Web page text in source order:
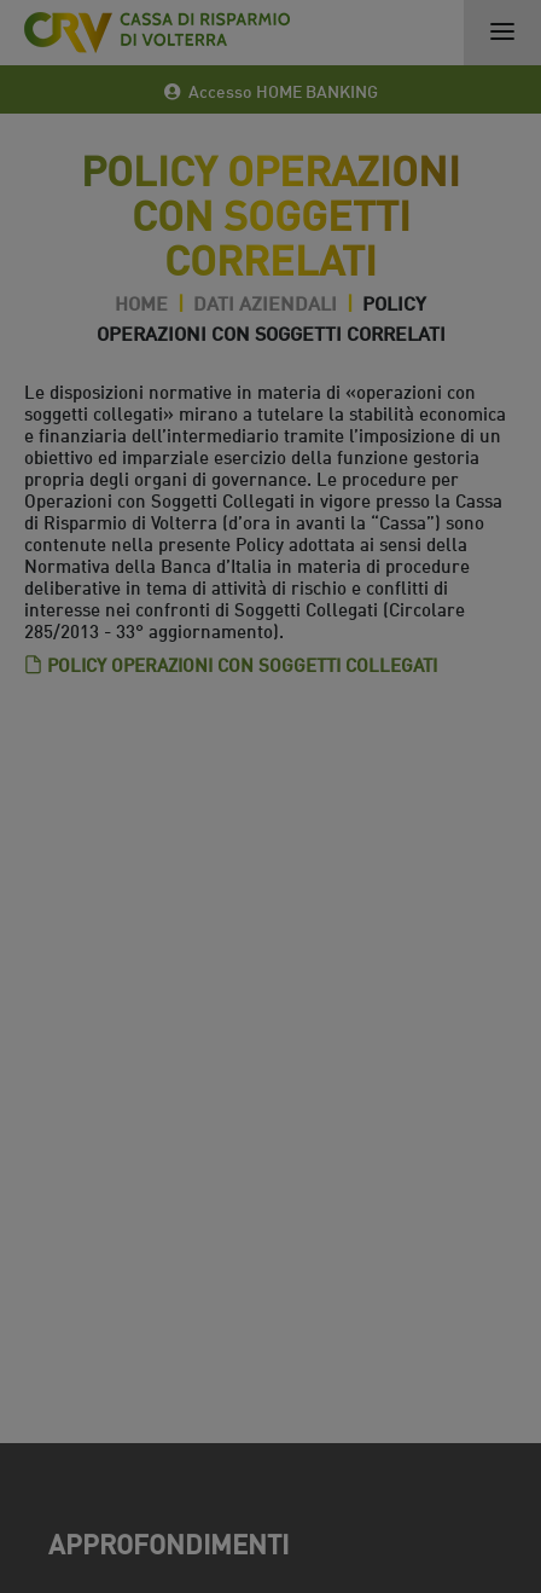
Accesso HOME BANKING
POLICY OPERAZIONI
CON SOGGETTI
CORRELATI
HOME | DATI AZIENDALI | POLICY
OPERAZIONI CON SOGGETTI CORRELATI
Le disposizioni normative in materia di «operazioni con
soggetti collegati» mirano a tutelare la stabilità economica
e finanziaria dell’intermediario tramite l’imposizione di un
obiettivo ed imparziale esercizio della funzione gestoria
propria degli organi di governance. Le procedure per
Operazioni con Soggetti Collegati in vigore presso la Cassa
di Risparmio di Volterra (d’ora in avanti la “Cassa”) sono
contenute nella presente Policy adottata ai sensi della
Normativa della Banca d’Italia in materia di procedure
deliberative in tema di attività di rischio e conflitti di
interesse nei confronti di Soggetti Collegati (Circolare
285/2013 - 33° aggiornamento).
POLICY OPERAZIONI CON SOGGETTI COLLEGATI
APPROFONDIMENTI